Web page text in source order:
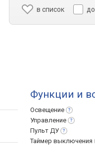
в список
Функции и
Освещение
Управление
Пульт ДУ
Таймер выключения